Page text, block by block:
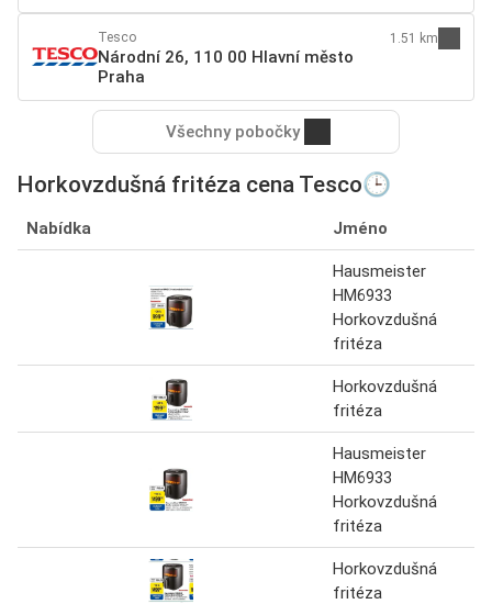
Tesco
Národní 26, 110 00 Hlavní město
Praha
1.51 km
Všechny pobočky
Horkovzdušná fritéza cena Tesco🕒
Nabídka Jméno
Hausmeister
HM6933
Horkovzdušná
fritéza
Horkovzdušná
fritéza
Hausmeister
HM6933
Horkovzdušná
fritéza
Horkovzdušná
fritéza